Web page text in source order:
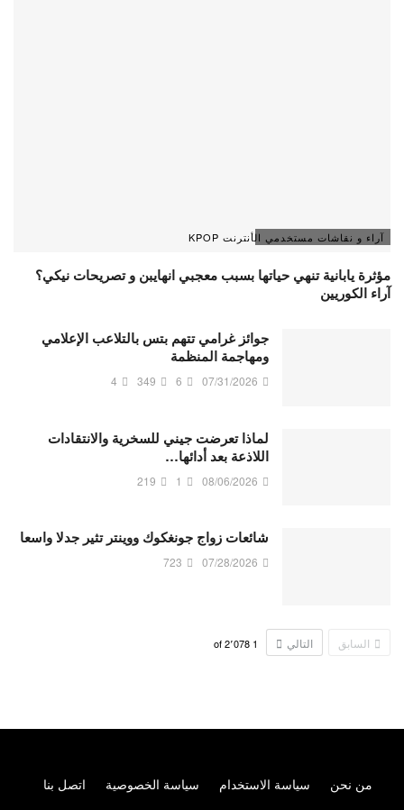
آراء و نقاشات مستخدمي الأنترنت KPOP
مؤثرة يابانية تنهي حياتها بسبب معجبي انهايبن و تصريحات نيكي؟
آراء الكوريين
جوائز غرامي تتهم بتس بالتلاعب الإعلامي
ومهاجمة المنظمة
07/31/2026
6
349
4
لماذا تعرضت جيني للسخرية والانتقادات
اللاذعة بعد أدائها…
08/06/2026
1
219
شائعات زواج جونغكوك ووينتر تثير جدلا واسعا
07/28/2026
723
السابق التالي 1 2٬078
من نحن سياسة الاستخدام سياسة الخصوصية اتصل بنا